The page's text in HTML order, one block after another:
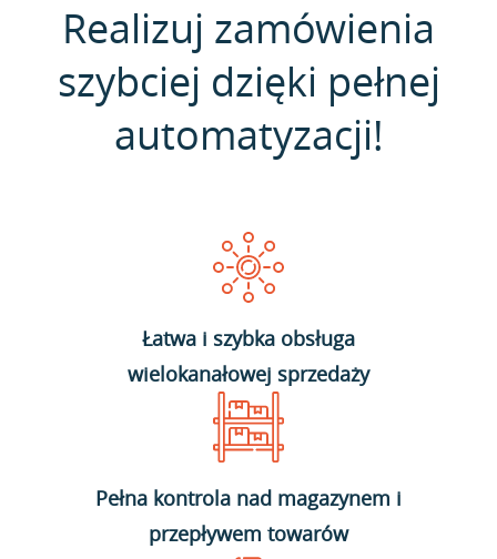
Realizuj zamówienia
szybciej dzięki pełnej
automatyzacji!
Łatwa i szybka obsługa
wielokanałowej sprzedaży
Pełna kontrola nad magazynem i
przepływem towarów